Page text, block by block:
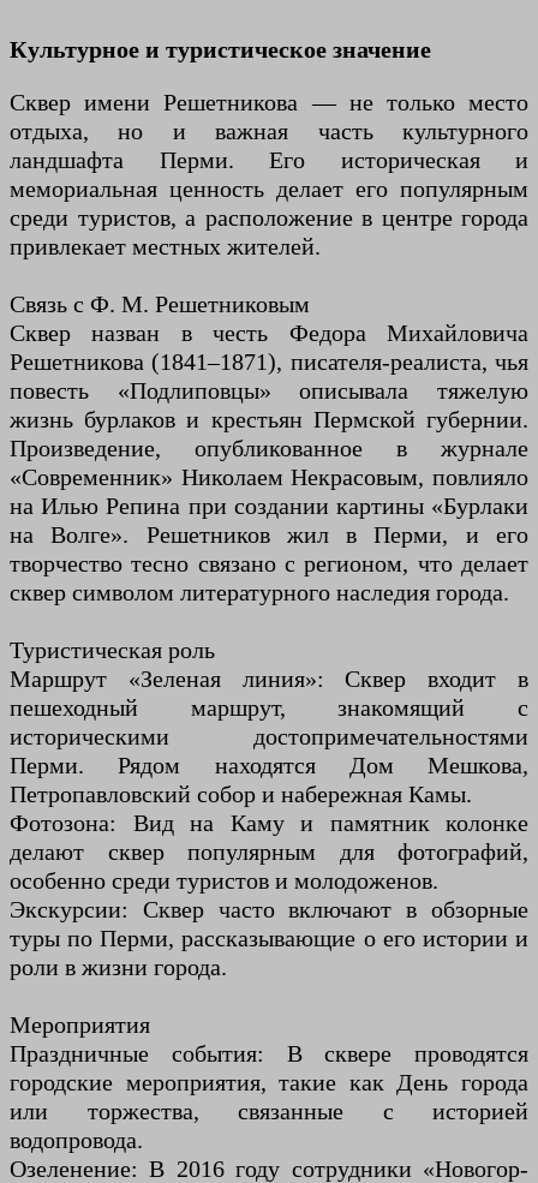
Культурное и туристическое значение
Сквер имени Решетникова — не только место
отдыха, но и важная часть культурного
ландшафта Перми. Его историческая и
мемориальная ценность делает его популярным
среди туристов, а расположение в центре города
привлекает местных жителей.
Связь с Ф. М. Решетниковым
Сквер назван в честь Федора Михайловича
Решетникова (1841–1871), писателя-реалиста, чья
повесть «Подлиповцы» описывала тяжелую
жизнь бурлаков и крестьян Пермской губернии.
Произведение, опубликованное в журнале
«Современник» Николаем Некрасовым, повлияло
на Илью Репина при создании картины «Бурлаки
на Волге». Решетников жил в Перми, и его
творчество тесно связано с регионом, что делает
сквер символом литературного наследия города.
Туристическая роль
Маршрут «Зеленая линия»: Сквер входит в
пешеходный маршрут, знакомящий с
историческими достопримечательностями
Перми. Рядом находятся Дом Мешкова,
Петропавловский собор и набережная Камы.
Фотозона: Вид на Каму и памятник колонке
делают сквер популярным для фотографий,
особенно среди туристов и молодоженов.
Экскурсии: Сквер часто включают в обзорные
туры по Перми, рассказывающие о его истории и
роли в жизни города.
Мероприятия
Праздничные события: В сквере проводятся
городские мероприятия, такие как День города
или торжества, связанные с историей
водопровода.
Озеленение: В 2016 году сотрудники «Новогор-